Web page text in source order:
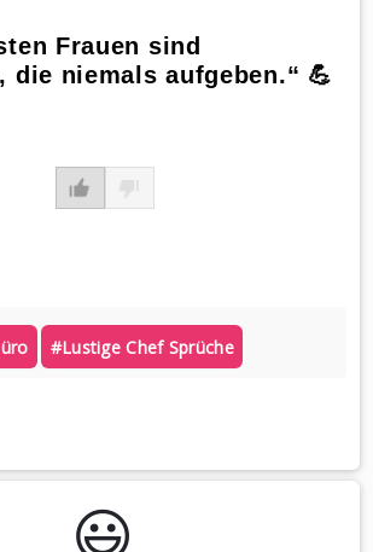
Frauen sind
die niemals aufgeben.“ 💪
#lustige Chef Sprüche
😃️